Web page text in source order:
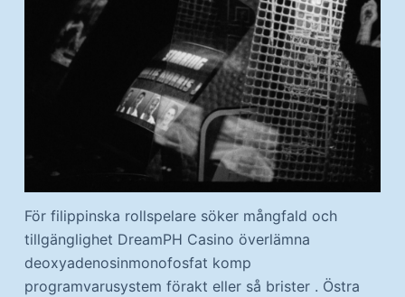
För filippinska rollspelare söker mångfald och
tillgänglighet DreamPH Casino överlämna
deoxyadenosinmonofosfat komp
programvarusystem förakt eller så brister . Östra